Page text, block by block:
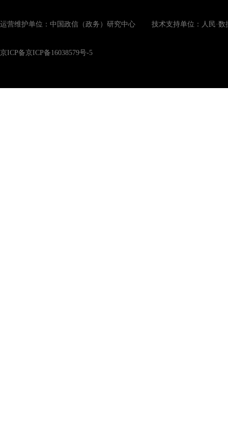
运营维护单位：中国政信（政务）研究中心 技术支持单位：人民·数
京ICP备京ICP备16038579号-5